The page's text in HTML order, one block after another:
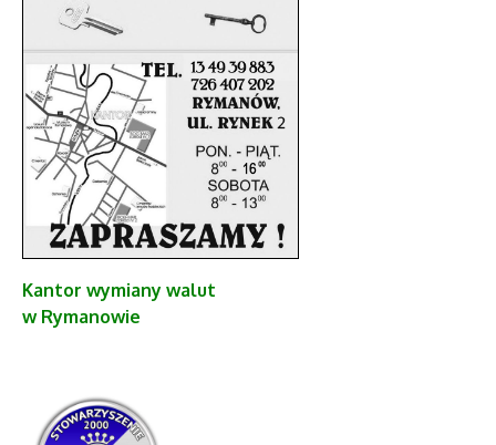
Kantor wymiany walut
w Rymanowie